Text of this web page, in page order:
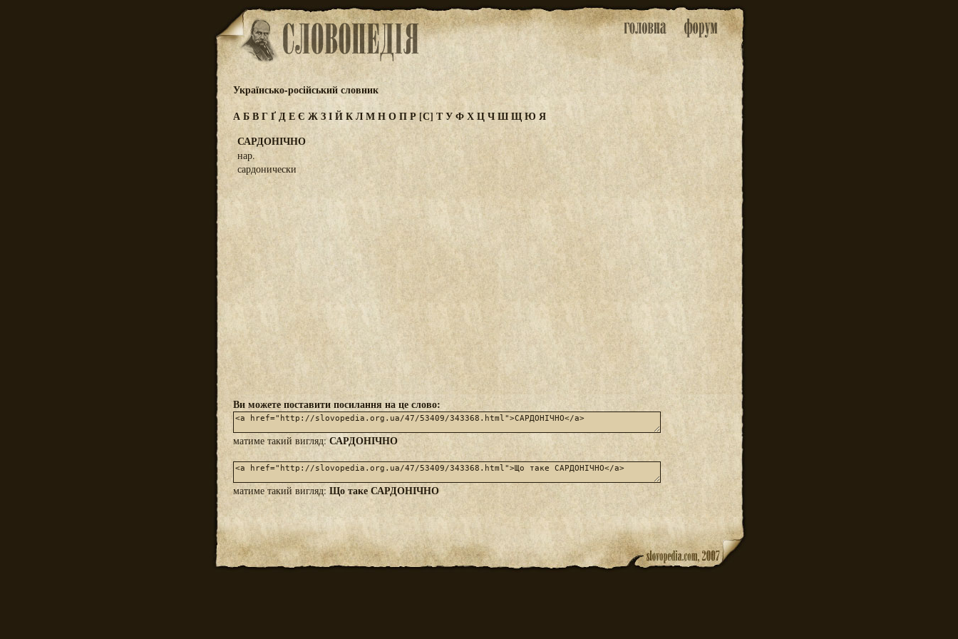
Українсько-російський словник
АБВГҐДЕЄ ЖЗІЙКЛМНОПР[С] ТУФХЦЧШЩЮ Я
САРДОНІЧНО
нар.
сардонически
Ви можете поставити посилання на це слово:
матиме такий вигляд:САРДОНІЧНО
матиме такий вигляд: Що таке САРДОНІЧНО